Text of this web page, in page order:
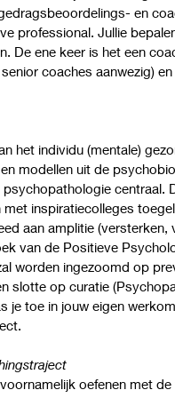
en
professional. Jullie
De ene keer is het een
coaches aanwezig)
het individu (mentale)
modellen uit de
centraal.
inspiratiecolleges
aan amplitie (versterken,
van de Positieve
worden ingezoomd op
slotte op curatie
je toe in jouw eigen
oefenen met